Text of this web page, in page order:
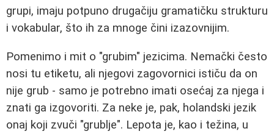
grupi, imaju potpuno drugačiju gramatičku strukturu
i vokabular, što ih za mnoge čini izazovnijim.
Pomenimo i mit o "grubim" jezicima. Nemački često
nosi tu etiketu, ali njegovi zagovornici ističu da on
nije grub - samo je potrebno imati osećaj za njega i
znati ga izgovoriti. Za neke je, pak, holandski jezik
onaj koji zvuči "grublje". Lepota je, kao i težina, u